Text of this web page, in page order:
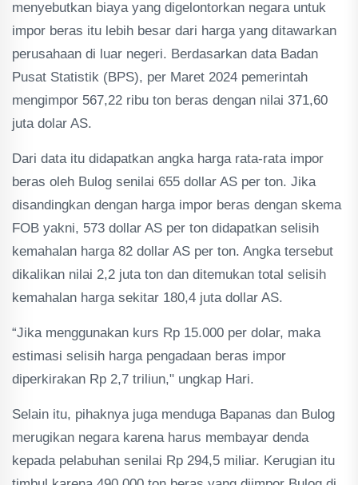
menyebutkan biaya yang digelontorkan negara untuk
impor beras itu lebih besar dari harga yang ditawarkan
perusahaan di luar negeri. Berdasarkan data Badan
Pusat Statistik (BPS), per Maret 2024 pemerintah
mengimpor 567,22 ribu ton beras dengan nilai 371,60
juta dolar AS.
Dari data itu didapatkan angka harga rata-rata impor
beras oleh Bulog senilai 655 dollar AS per ton. Jika
disandingkan dengan harga impor beras dengan skema
FOB yakni, 573 dollar AS per ton didapatkan selisih
kemahalan harga 82 dollar AS per ton. Angka tersebut
dikalikan nilai 2,2 juta ton dan ditemukan total selisih
kemahalan harga sekitar 180,4 juta dollar AS.
“Jika menggunakan kurs Rp 15.000 per dolar, maka
estimasi selisih harga pengadaan beras impor
diperkirakan Rp 2,7 triliun," ungkap Hari.
Selain itu, pihaknya juga menduga Bapanas dan Bulog
merugikan negara karena harus membayar denda
kepada pelabuhan senilai Rp 294,5 miliar. Kerugian itu